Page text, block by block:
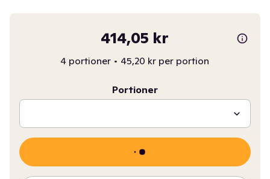
414,05 kr
4 portioner • 45,20 kr per portion
Portioner